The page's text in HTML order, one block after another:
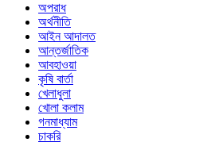
অপরাধ
অর্থনীতি
আইন আদালত
আন্তর্জাতিক
আবহাওয়া
কৃষি বার্তা
খেলাধুলা
খোলা কলাম
গনমাধ্যাম
চাকরি